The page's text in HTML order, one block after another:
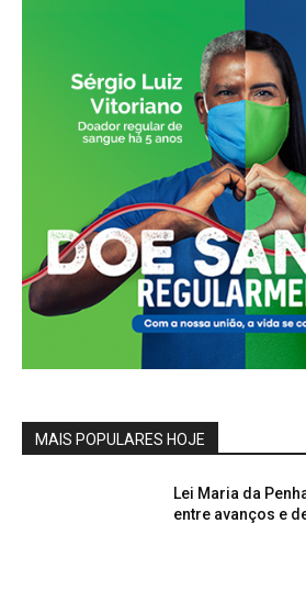
MAIS POPULARES HOJE
Lei Maria da
entre avanços e